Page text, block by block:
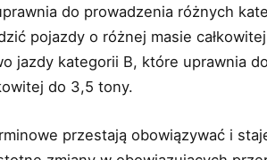
do prowadzenia różnych
pojazdy o różnej masie
jazdy kategorii B, które uprawnia
do 3,5 tony.
przestają obowiązywać i